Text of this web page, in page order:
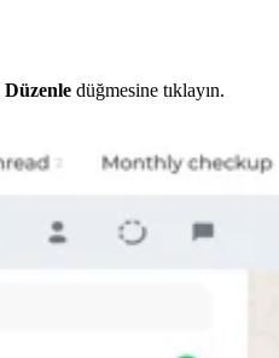
Düzenle düğmesine tıklayın.